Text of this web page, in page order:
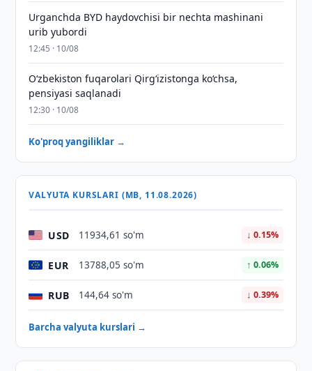
Urganchda BYD haydovchisi bir nechta mashinani
urib yubordi
12:45 · 10/08
O‘zbekiston fuqarolari Qirg‘izistonga ko‘chsa,
pensiyasi saqlanadi
12:30 · 10/08
Ko'proq yangiliklar →
VALYUTA KURSLARI (MB, 11.08.2026)
USD 11934,61 so'm ↓ 0.15%
EUR 13788,05 so'm ↑ 0.06%
RUB 144,64 so'm ↓ 0.39%
Barcha valyuta kurslari →